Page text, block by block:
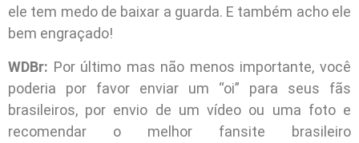
ele tem medo de baixar a guarda. E também acho ele
bem engraçado!
WDBr: Por último mas não menos importante, você
poderia por favor enviar um “oi” para seus fãs
brasileiros, por envio de um vídeo ou uma foto e
recomendar o melhor fansite brasileiro